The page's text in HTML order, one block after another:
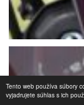
Tento web používa súbory
vyjadrujete súhlas s ich